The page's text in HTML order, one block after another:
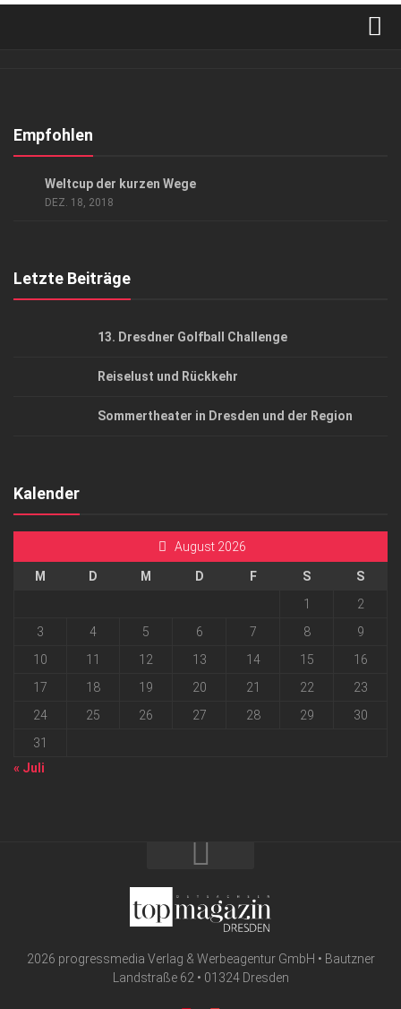
Kontakt, Impressum
Empfohlen
Weltcup der kurzen Wege
DEZ. 18, 2018
Letzte Beiträge
13. Dresdner Golfball Challenge
Reiselust und Rückkehr
Sommertheater in Dresden und der Region
Kalender
August 2026
M D M D F S
S
1
2
3
4 5 6 7 8
9
10
11 12 13 14 15
16
17
18 19 20 21 22
23
24
25 26 27 28 29
30
31
« Juli
2026 progressmedia Verlag & Werbeagentur GmbH • Bautzner
Landstraße 62 • 01324 Dresden